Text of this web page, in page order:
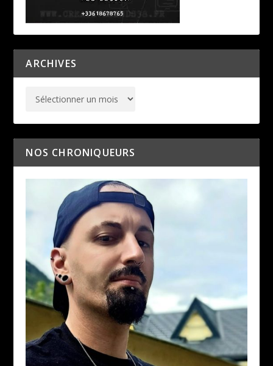
ARCHIVES
NOS CHRONIQUEURS